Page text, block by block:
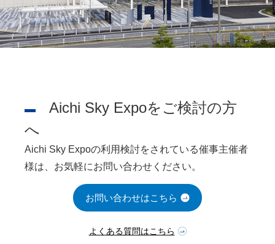
Aichi Sky Expoをご検討の方
へ
Aichi Sky Expoの利用検討をされている催事主催者
様は、お気軽にお問い合わせください。
お問い合わせはこちら
よくある質問はこちら